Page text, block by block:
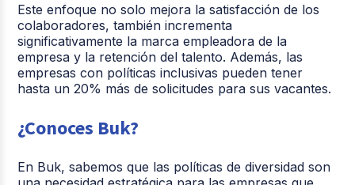
Este enfoque no solo mejora la satisfacción de los
colaboradores, también incrementa
significativamente la marca empleadora de la
empresa y la retención del talento. Además, las
empresas con políticas inclusivas pueden tener
hasta un 20% más de solicitudes para sus vacantes.
¿Conoces Buk?
En Buk, sabemos que las políticas de diversidad son